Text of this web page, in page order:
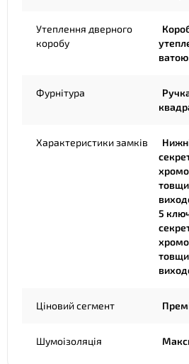
Утеплення дверного
коробу
ватою
Фурнітура
Характеристики замків
5
Ціновий сегмент
Шумоізоляція